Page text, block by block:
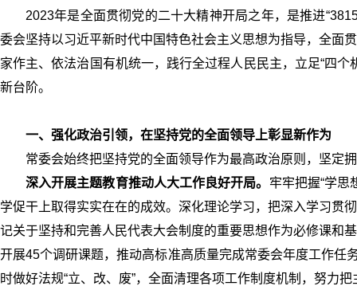
2023年是全面贯彻党的二十大精神开局之年，是推进
委会坚持以习近平新时代中国特色社会主义思想为指导，全面
家作主、依法治国有机统一，践行全过程人民民主，立足“四
新台阶。
一、强化政治引领，在坚持党的全面领导上彰显新作为
常委会始终把坚持党的全面领导作为最高政治原则，坚定
深入开展主题教育推动人大工作良好开局。 牢牢把握“学
学促干上取得实实在在的成效。深化理论学习，把深入学习贯
记关于坚持和完善人民代表大会制度的重要思想作为必修课和
开展45个调研课题，推动高标准高质量完成常委会年度工作
时做好法规“立、改、废”，全面清理各项工作制度机制，努力